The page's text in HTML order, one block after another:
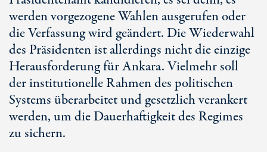
werden vorgezogene Wahlen ausgerufen oder
die Verfassung wird geändert. Die Wiederwahl
des Präsidenten ist allerdings nicht die einzige
Herausforderung für Ankara. Vielmehr soll
der institutionelle Rahmen des politischen
Systems überarbeitet und gesetzlich verankert
werden, um die Dauerhaftigkeit des Regimes
zu sichern.